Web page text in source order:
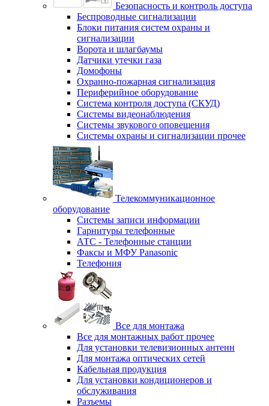
Безопасность и контроль доступа
Беспроводные сигнализации
Блоки питания систем охраны и
сигнализации
Ворота и шлагбаумы
Датчики утечки газа
Домофоны
Охранно-пожарная сигнализация
Периферийное оборудование
Система контроля доступа (СКУД)
Системы видеонаблюдения
Системы звукового оповещения
Системы охраны и сигнализации прочее
Телекоммуникационное
оборудование
Системы записи информации
Гарнитуры телефонные
АТС - Телефонные станции
Факсы и МФУ Panasonic
Телефония
Все для монтажа
Все для монтажных работ прочее
Для установки телевизионных антенн
Для монтажа оптических сетей
Кабельная продукция
Для установки кондиционеров и
обслуживания
Разъемы